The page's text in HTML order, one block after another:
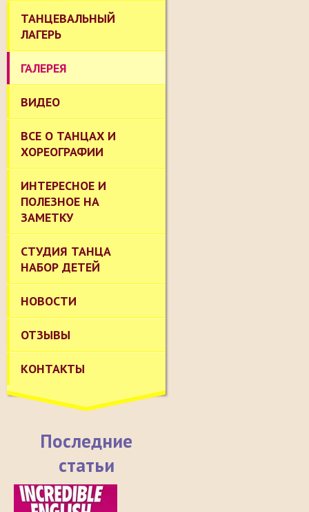
ТАНЦЕВАЛЬНЫЙ
ЛАГЕРЬ
ГАЛЕРЕЯ
ВИДЕО
ВСЕ О ТАНЦАХ И
ХОРЕОГРАФИИ
ИНТЕРЕСНОЕ И
ПОЛЕЗНОЕ НА
ЗАМЕТКУ
СТУДИЯ ТАНЦА
НАБОР ДЕТЕЙ
НОВОСТИ
ОТЗЫВЫ
КОНТАКТЫ
Последние
статьи